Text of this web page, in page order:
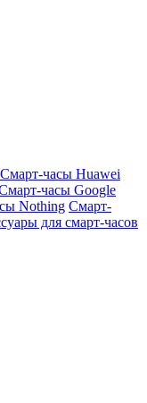
Смарт-часы Huawei
часы Google
Nothing Смарт-
для смарт-часов